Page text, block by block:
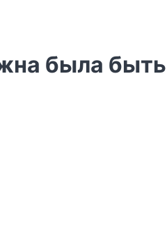
была